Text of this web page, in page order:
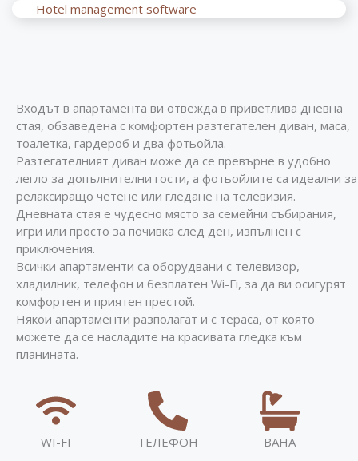
Hotel management software
Входът в апартамента ви отвежда в приветлива дневна
стая, обзаведена с комфортен разтегателен диван, маса,
тоалетка, гардероб и два фотьойла.
Разтегателният диван може да се превърне в удобно
легло за допълнителни гости, а фотьойлите са идеални за
релаксиращо четене или гледане на телевизия.
Дневната стая е чудесно място за семейни събирания,
игри или просто за почивка след ден, изпълнен с
приключения.
Всички апартаменти са оборудвани с телевизор,
хладилник, телефон и безплатен Wi-Fi, за да ви осигурят
комфортен и приятен престой.
Някои апартаменти разполагат и с тераса, от която
можете да се насладите на красивата гледка към
планината.
WI-FI ТЕЛЕФОН ВАНА